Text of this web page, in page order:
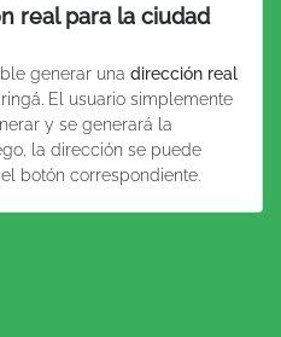
real para la ciudad
generar una dirección real
El usuario simplemente
y se generará la
la dirección se puede
botón correspondiente.